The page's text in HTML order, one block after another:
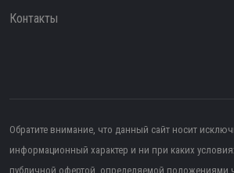
Контакты
Обратите внимание, что данный сайт носит
информационный характер и ни при каких
публичной офертой, определяемой положениями